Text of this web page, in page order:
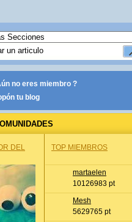
no eres miembro ?
tu blog
DEL
TOP MIEMBROS
martaelen
10126983 pt
Mesh
5629765 pt